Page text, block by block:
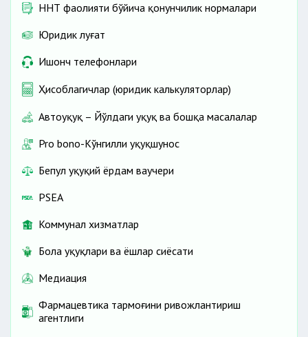
ННТ фаолияти бўйича қонунчилик нормалари
Юридик луғат
Ишонч телефонлари
Ҳисоблагичлар (юридик калькуляторлар)
Автоҳуқуқ – Йўлдаги ҳуқуқ ва бошқа масалалар
Pro bono-Кўнгилли ҳуқуқшунос
Бепул ҳуқуқий ёрдам ваучери
PSEA
Коммунал хизматлар
Бола ҳуқуқлари ва ёшлар сиёсати
Медиация
Фармацевтика тармоғини ривожлантириш
агентлиги